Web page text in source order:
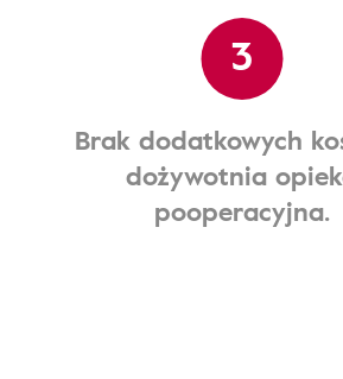
3
Brak dodatkowych
dożywotnia
pooperacyjna.